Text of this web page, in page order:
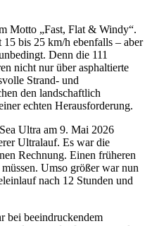
Motto „Fast, Flat & Windy“.
bis 25 km/h ebenfalls – aber
Denn die 111
nicht nur über asphaltierte
Strand- und
den landschaftlich
echten Herausforderung.
Ultra am 9. Mai 2026
Ultralauf. Es war die
Rechnung. Einen früheren
Umso größer war nun
nach 12 Stunden und
bei beeindruckendem